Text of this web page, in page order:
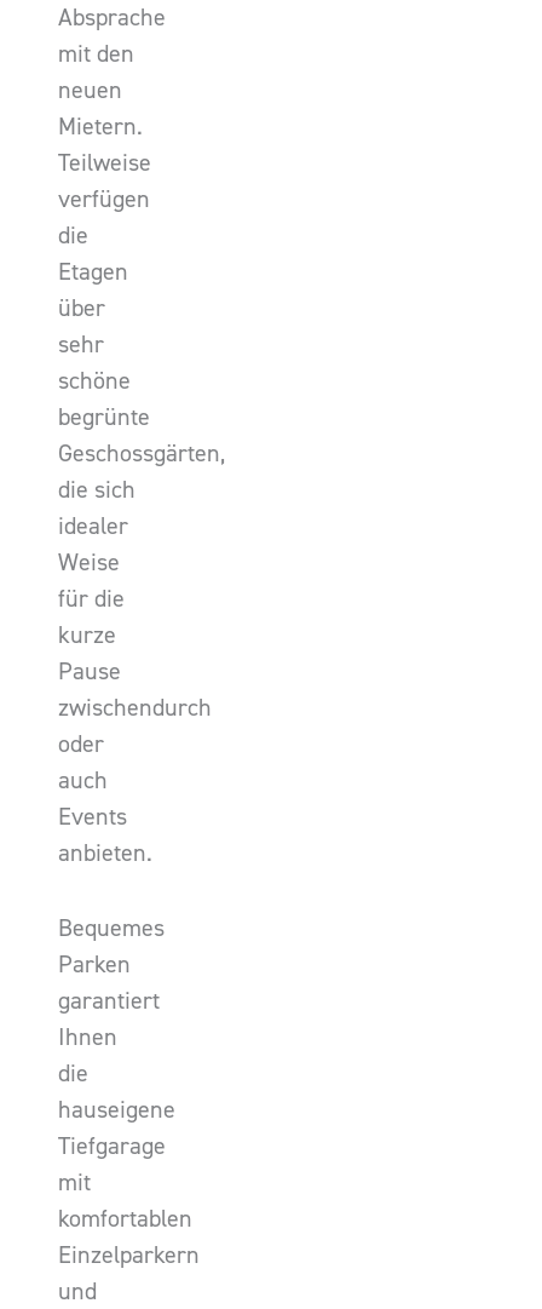
Absprache
mit den
neuen
Mietern.
Teilweise
verfügen
die
Etagen
über
sehr
schöne
begrünte
Geschossgärten,
die sich
idealer
Weise
für die
kurze
Pause
zwischendurch
oder
auch
Events
anbieten.
Bequemes
Parken
garantiert
Ihnen
die
hauseigene
Tiefgarage
mit
komfortablen
Einzelparkern
und